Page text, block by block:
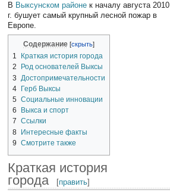
В Выксунском районе к началу августа 2010
г. бушует самый крупный лесной пожар в
Европе.
Содержание
1
Краткая история города
2
Род основателей Выксы
3
Достопримечательности
4 Герб Выксы
5 Социальные инновации
6
Выкса и спорт
7
Ссылки
8 Интересные факты
9
Смотрите также
Краткая история
города
[править]